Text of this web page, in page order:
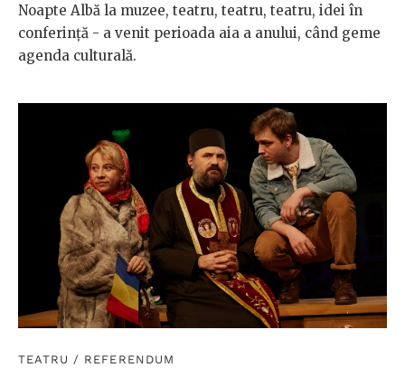
Noapte Albă la muzee, teatru, teatru, teatru, idei în
conferință - a venit perioada aia a anului, când geme
agenda culturală.
TEATRU / REFERENDUM